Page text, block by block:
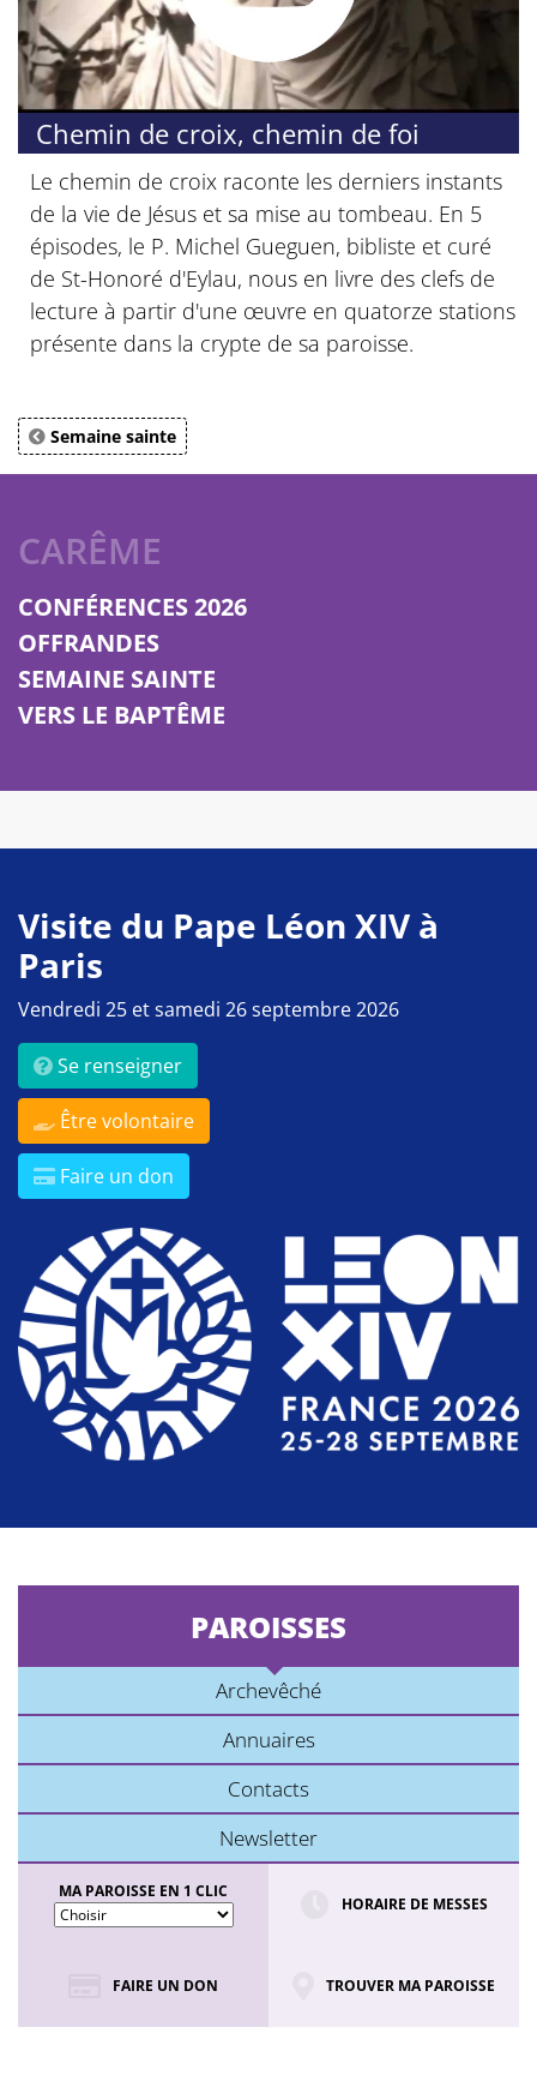
Chemin de croix, chemin de foi
Le chemin de croix raconte les derniers instants
de la vie de Jésus et sa mise au tombeau. En 5
épisodes, le P. Michel Gueguen, bibliste et curé
de St-Honoré d'Eylau, nous en livre des clefs de
lecture à partir d'une œuvre en quatorze stations
présente dans la crypte de sa paroisse.
Semaine sainte
CARÊME
CONFÉRENCES 2026
OFFRANDES
SEMAINE SAINTE
VERS LE BAPTÊME
Visite du Pape Léon XIV à
Paris
Vendredi 25 et samedi 26 septembre 2026
Se renseigner
Être volontaire
Faire un don
PAROISSES
Archevêché
Annuaires
Contacts
Newsletter
MA PAROISSE EN 1 CLIC
HORAIRE DE MESSES
FAIRE UN DON TROUVER MA PAROISSE